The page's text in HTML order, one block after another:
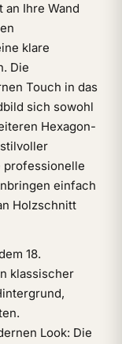
Ihre Wand
klare
Die
Touch in das
sich sowohl
Hexagon-
professionelle
einfach
Holzschnitt
18.
klassischer
Look: Die